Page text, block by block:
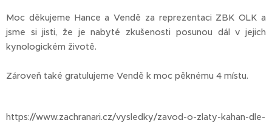
Moc děkujeme Hance a Vendě za reprezentaci ZBK OLK a
jsme si jisti, že je nabyté zkušenosti posunou dál v jejich
kynologickém životě.
Zároveň také gratulujeme Vendě k moc pěknému 4 místu.
https://www.zachranari.cz/vysledky/zavod-o-zlaty-kahan-dle-